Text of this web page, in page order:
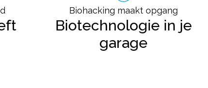
Biohacking maakt opgang
Biotechnologie in je
garage